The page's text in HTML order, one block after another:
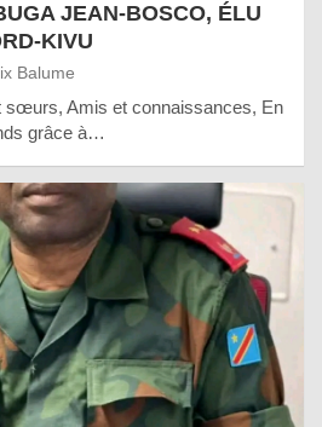
JEAN-BOSCO, ÉLU
KIVU
Balume
sœurs, Amis et connaissances, En
grâce à…